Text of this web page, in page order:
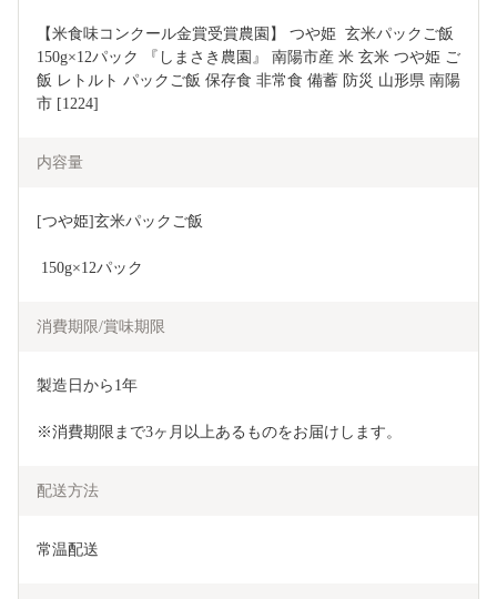
【米食味コンクール金賞受賞農園】 つや姫  玄米パックご飯
150g×12パック 『しまさき農園』 南陽市産 米 玄米 つや姫 ご
飯 レトルト パックご飯 保存食 非常食 備蓄 防災 山形県 南陽
市 [1224]
内容量
[つや姫]玄米パックご飯
150g×12パック
消費期限/賞味期限
製造日から1年
※消費期限まで3ヶ月以上あるものをお届けします。
配送方法
常温配送